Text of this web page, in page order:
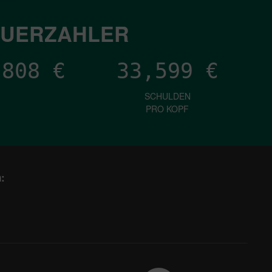
€ 33,599 €
SCHULDEN
PRO KOPF